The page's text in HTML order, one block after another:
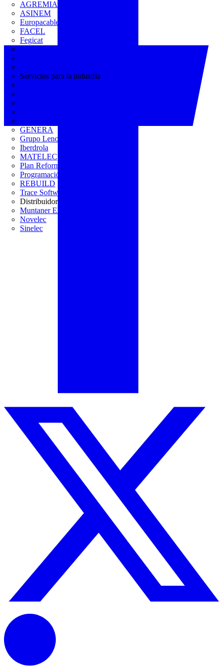
AGREMIA
ASINEM
Europacable
FACEL
Fegicat
Servicios para la industria
GENERA
Grupo Lenor
Iberdrola
MATELEC
Plan Reforma
Programación Integral
REBUILD
Trace Software
Distribuidor
Muntaner Electro
Novelec
Sinelec